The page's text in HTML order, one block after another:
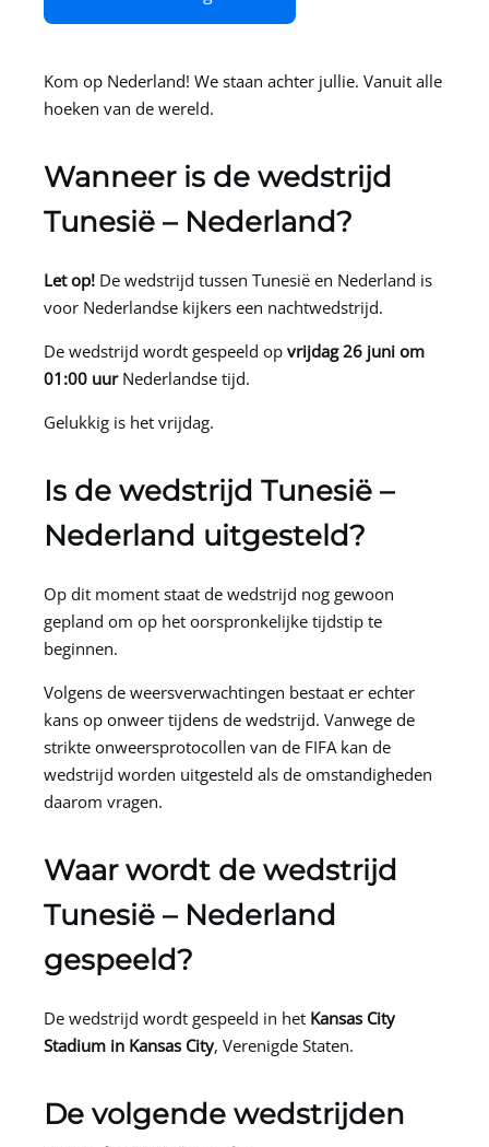
Kom op Nederland! We staan achter jullie. Vanuit alle
hoeken van de wereld.
Wanneer is de wedstrijd
Tunesië – Nederland?
Let op! De wedstrijd tussen Tunesië en Nederland is
voor Nederlandse kijkers een nachtwedstrijd.
De wedstrijd wordt gespeeld op vrijdag 26 juni om
01:00 uurNederlandse tijd.
Gelukkig is het vrijdag.
Is de wedstrijd Tunesië –
Nederland uitgesteld?
Op dit moment staat de wedstrijd nog gewoon
gepland om op het oorspronkelijke tijdstip te
beginnen.
Volgens de weersverwachtingen bestaat er echter
kans op onweer tijdens de wedstrijd. Vanwege de
strikte onweersprotocollen van de FIFA kan de
wedstrijd worden uitgesteld als de omstandigheden
daarom vragen.
Waar wordt de wedstrijd
Tunesië – Nederland
gespeeld?
De wedstrijd wordt gespeeld in het Kansas City
Stadium in Kansas City, Verenigde Staten.
De volgende wedstrijden